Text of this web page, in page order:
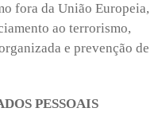
fora da União Europeia,
ao terrorismo,
e prevenção de
PESSOAIS